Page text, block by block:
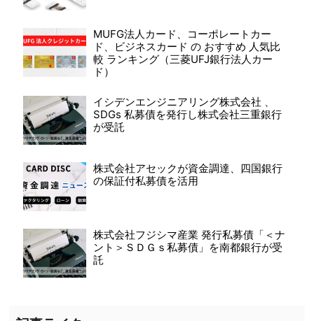
MUFG法人カード、コーポレートカー
ド、ビジネスカード の おすすめ 人気比
較 ランキング（三菱UFJ銀行法人カー
ド）
イシデンエンジニアリング株式会社 、
SDGs 私募債を発行し株式会社三重銀行
が受託
株式会社アセックが資金調達、四国銀行
の保証付私募債を活用
株式会社フジシマ産業 発行私募債「＜ナ
ント＞ＳＤＧｓ私募債」を南都銀行が受
託